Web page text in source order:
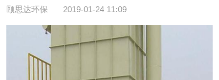
颐思达环保 2019-01-24 11:09